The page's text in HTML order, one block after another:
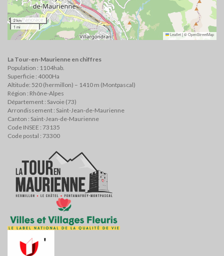
2 km
1 mi
Leaflet|©OpenStreetMap
La Tour-en-Maurienne en chiffres
Population : 1104hab.
Superficie : 4000Ha
Altitude: 520 (hermillon) – 1410 m (Montpascal)
Région : Rhône-Alpes
Département : Savoie (73)
Arrondissement : Saint-Jean-de-Maurienne
Canton : Saint-Jean-de-Maurienne
Code INSEE : 73135
Code postal : 73300